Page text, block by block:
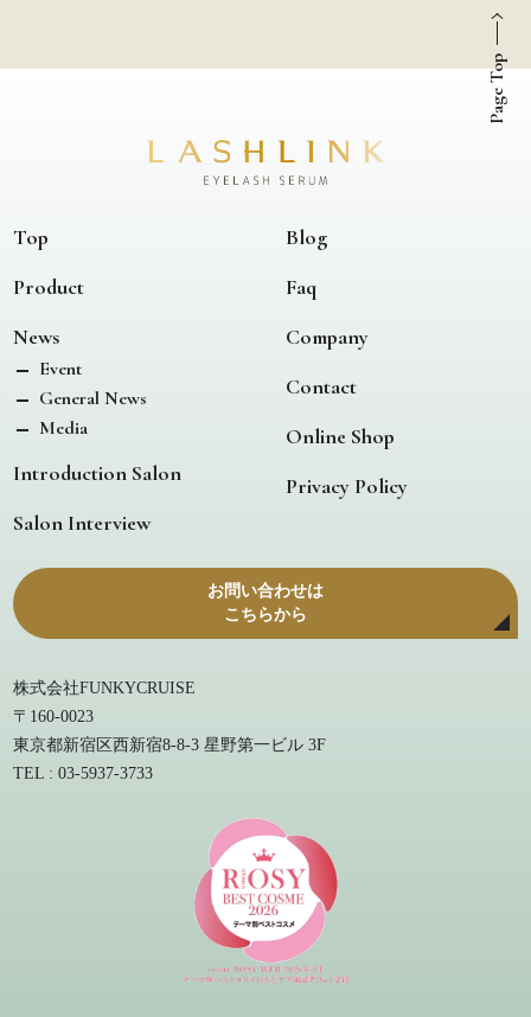
Page Top
Top
Product
News
Event
General News
Media
Introduction Salon
Salon Interview
Blog
Faq
Company
Contact
Online Shop
Privacy Policy
お問い合わせは
こちらから
株式会社FUNKYCRUISE
〒160-0023
東京都新宿区西新宿8-8-3 星野第一ビル 3F
TEL : 03-5937-3733